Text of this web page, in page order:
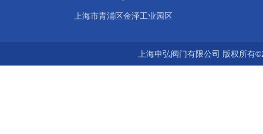
上海市青浦区金泽工业园区
上海申弘阀门有限公司 版权所有